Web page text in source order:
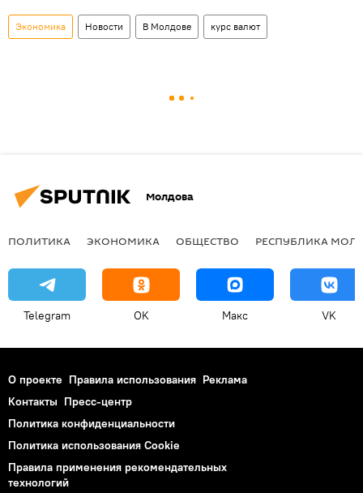
Экономика Новости В Молдове курс валют
Молдова
ПОЛИТИКА ЭКОНОМИКА ОБЩЕСТВО РЕСПУБЛИКА
Telegram OK Макс VK
О проекте Правила использования Реклама
Контакты Пресс-центр
Политика конфиденциальности
Политика использования Cookie
Правила применения рекомендательных
технологий